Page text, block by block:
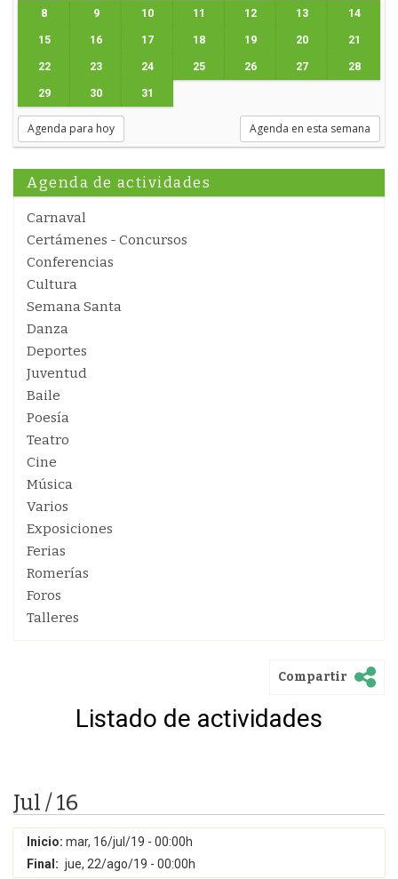
8 9 10 11 12 13 14
15 16 17 18 19 20 21
22 23 24 25 26 27 28
29 30 31
Agenda para hoy Agenda en esta semana
Agenda de actividades
Carnaval
Certámenes - Concursos
Conferencias
Cultura
Semana Santa
Danza
Deportes
Juventud
Baile
Poesía
Teatro
Cine
Música
Varios
Exposiciones
Ferias
Romerías
Foros
Talleres
Compartir
Listado de actividades
Jul / 16
Inicio: mar, 16/jul/19 - 00:00h
Final: jue, 22/ago/19 - 00:00h